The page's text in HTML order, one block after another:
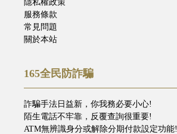
隱私權政策
服務條款
常見問題
關於本站
165全民防詐騙
詐騙手法日益新，你我務必要小心!
陌生電話不牢靠，反覆查詢很重要!
ATM無辨識身分或解除分期付款設定功能!